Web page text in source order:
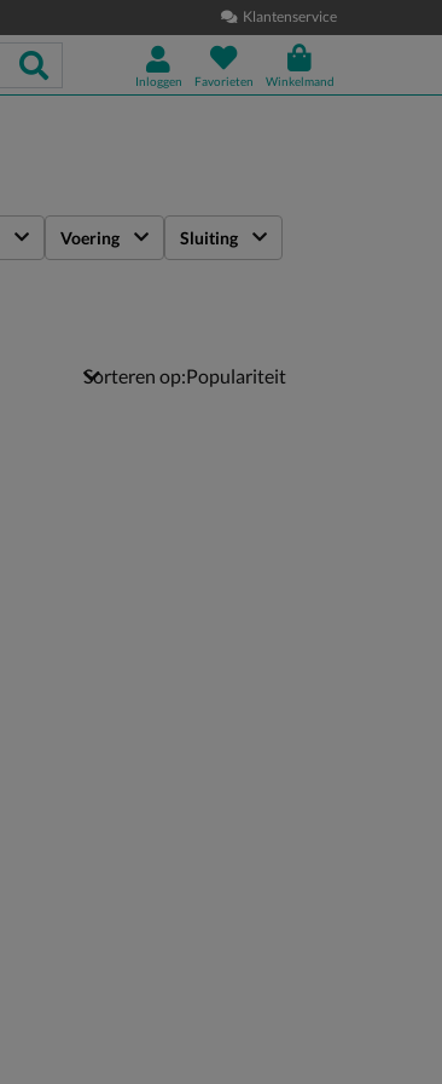
Klantenservice
Inloggen Favorieten Winkelmand
Voering Sluiting
Sorteren op: